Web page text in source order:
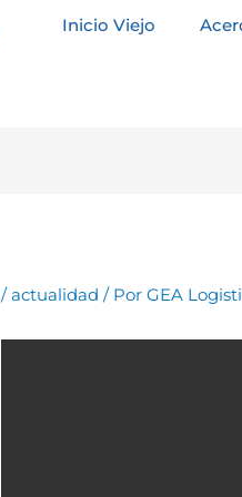
Inicio Viejo
/actualidad / PorGEA